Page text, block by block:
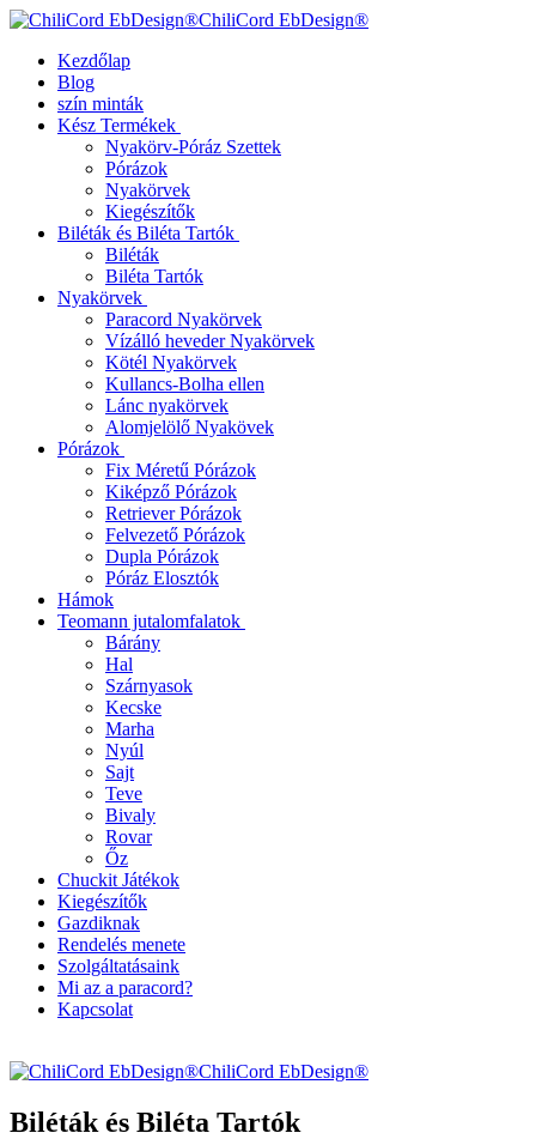
ChiliCord EbDesign®
Kezdőlap
Blog
szín minták
Kész Termékek
Nyakörv-Póráz Szettek
Pórázok
Nyakörvek
Kiegészítők
Biléták és Biléta Tartók
Biléták
Biléta Tartók
Nyakörvek
Paracord Nyakörvek
Vízálló heveder Nyakörvek
Kötél Nyakörvek
Kullancs-Bolha ellen
Lánc nyakörvek
Alomjelölő Nyakövek
Pórázok
Fix Méretű Pórázok
Kiképző Pórázok
Retriever Pórázok
Felvezető Pórázok
Dupla Pórázok
Póráz Elosztók
Hámok
Teomann jutalomfalatok
Bárány
Hal
Szárnyasok
Kecske
Marha
Nyúl
Sajt
Teve
Bivaly
Rovar
Őz
Chuckit Játékok
Kiegészítők
Gazdiknak
Rendelés menete
Szolgáltatásaink
Mi az a paracord?
Kapcsolat
ChiliCord EbDesign®
Biléták és Biléta Tartók